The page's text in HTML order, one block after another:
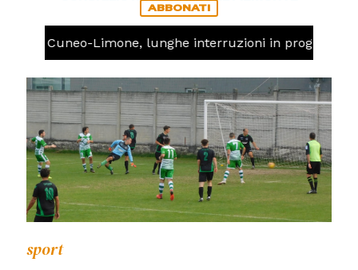
ABBONATI
Cuneo-Limone, lunghe interruzioni in programma
sport